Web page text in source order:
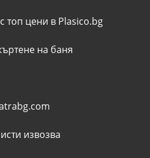
топ цени в Plasico.bg
на баня
извозва